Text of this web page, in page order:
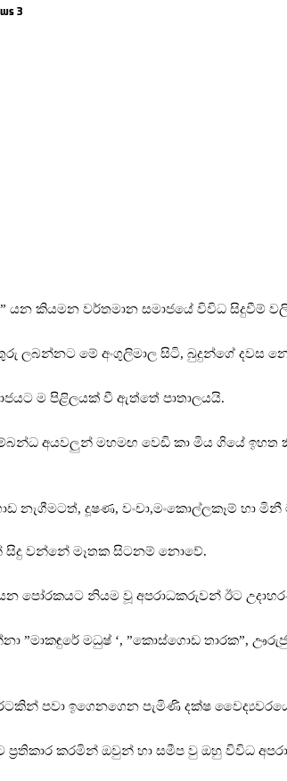
3
යන කියමන වර්තමාන සමාජයේ විවිධ සිදුවීම්
ලබන්නට මේ අංගුලිමාල සිටි, බුදුන්ගේ දවස
ම පිළිලයක් වී ඇත්තේ පාතාලයයි.
අයවලුන් මහමඟ වෙඩි කා මිය ගියේ ඉහත
නැගීමටත්, දූෂණ, වංචා,මංකොල්ලකෑම් හා මිනී
සිදු වන්නේ මෑතක සිටනම් නොවේ.
යන පෝරකයට නියම වූ අපරාධකරුවන් ඊට
”මාකඳුරේ මධුෂ් ‘, ”කොස්ගොඩ තාරක”,
පවා ඉගෙනගෙන පැමිණි දක්ෂ
කරමින් ඔවුන් හා සමීප වු ඔහු විවිධ